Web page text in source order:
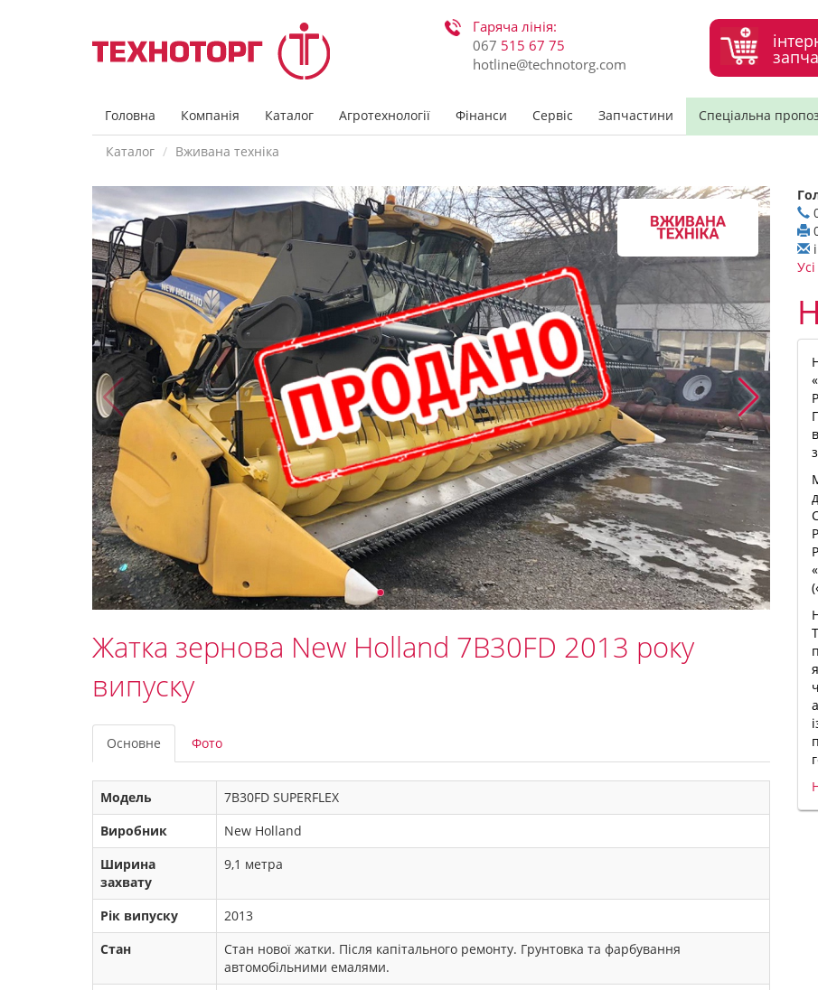
Гаряча лінія:
067 515 67 75
hotline@technotorg.com
Головна Компанія Каталог Агротехнології Фінанси Сервіс Запчастини Спеціальна
Каталог Вживана техніка
Жатка зернова New Holland 7B30FD 2013 року
випуску
Основне Фото
Модель
7B30FD SUPERFLEX
Виробник
New Holland
Ширина
захвату
9,1 метра
Рік випуску
2013
Стан
Стан нової жатки. Після капітального ремонту. Грунтовка та фарбування
автомобільними емалями.